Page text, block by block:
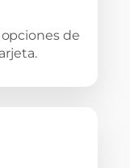
opciones de